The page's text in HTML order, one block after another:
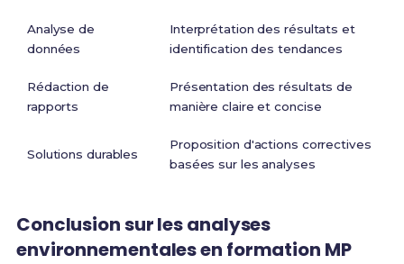
Analyse de
données
Interprétation des résultats et
identification des tendances
Rédaction de
rapports
Présentation des résultats de
manière claire et concise
Solutions durables
Proposition d'actions correctives
basées sur les analyses
Conclusion sur les analyses
environnementales en formation MP